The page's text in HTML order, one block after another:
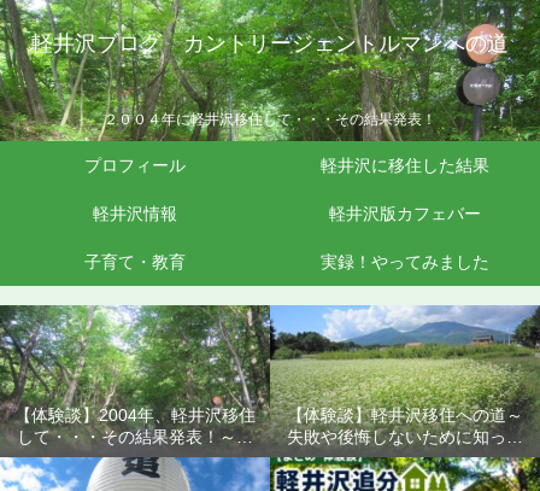
軽井沢ブログ カントリージェントルマンへの道
２００４年に軽井沢移住して・・・その結果発表！
プロフィール 軽井沢に移住した結果
軽井沢情報 軽井沢版カフェバー
子育て・教育 実録！やってみました
【体験談】2004年、軽井沢移住
して・・・その結果発表！～失
敗や後悔しないために知ってお
きたいこと
【体験談】軽井沢移住への道～
失敗や後悔しないために知って
おきたいこと